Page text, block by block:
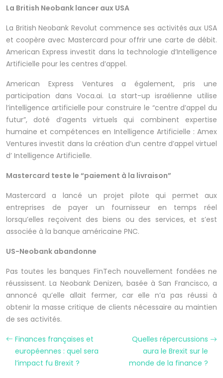
La British Neobank lancer aux USA
La British Neobank Revolut commence ses activités aux USA
et coopère avec Mastercard pour offrir une carte de débit.
American Express investit dans la technologie d’Intelligence
Artificielle pour les centres d’appel.
American Express Ventures a également, pris une
participation dans Voca.ai. La start-up israélienne utilise
l’intelligence artificielle pour construire le “centre d’appel du
futur”, doté d’agents virtuels qui combinent expertise
humaine et compétences en Intelligence Artificielle : Amex
Ventures investit dans la création d’un centre d’appel virtuel
d’ Intelligence Artificielle.
Mastercard teste le “paiement à la livraison”
Mastercard a lancé un projet pilote qui permet aux
entreprises de payer un fournisseur en temps réel
lorsqu’elles reçoivent des biens ou des services, et s’est
associée à la banque américaine PNC.
US-Neobank abandonne
Pas toutes les banques FinTech nouvellement fondées ne
réussissent. La Neobank Denizen, basée à San Francisco, a
annoncé qu’elle allait fermer, car elle n’a pas réussi à
obtenir la masse critique de clients nécessaire au maintien
de ses activités.
Finances françaises et
européennes : quel sera
l’impact fu Brexit ?
Quelles répercussions
aura le Brexit sur le
monde de la finance ?